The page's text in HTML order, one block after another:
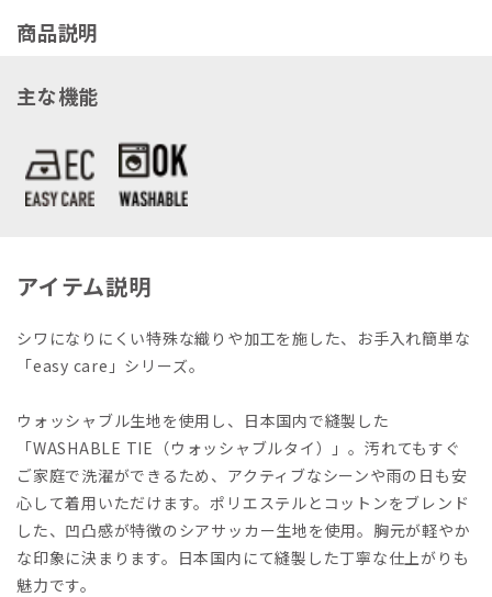
商品説明
主な機能
アイテム説明
シワになりにくい特殊な織りや加工を施した、お手入れ簡単な
「easy care」シリーズ。
ウォッシャブル生地を使用し、日本国内で縫製した
「WASHABLE TIE（ウォッシャブルタイ）」。汚れてもすぐ
ご家庭で洗濯ができるため、アクティブなシーンや雨の日も安
心して着用いただけます。ポリエステルとコットンをブレンド
した、凹凸感が特徴のシアサッカー生地を使用。胸元が軽やか
な印象に決まります。日本国内にて縫製した丁寧な仕上がりも
魅力です。